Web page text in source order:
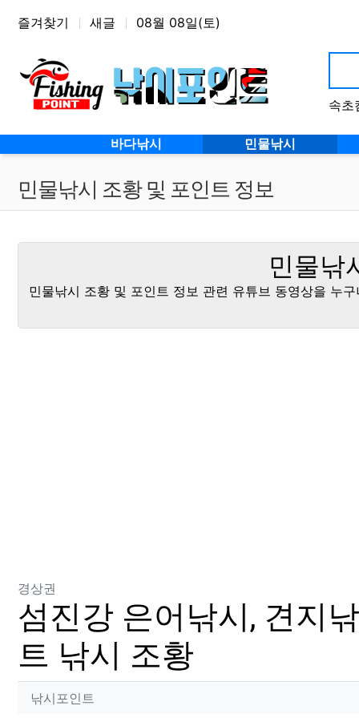
상단 네비
즐겨찾기 새글 08월 08일(토)
속초
메인 메뉴 바다낚시 민물낚시
민물낚시 조황 및 포인트 정보
민물낚
민물낚시 조황 및 포인트 정보 관련 유튜브 동영상을 누
경상권
섬진강 은어낚시, 견지
트 낚시 조황
작성자 정보
낚시포인트